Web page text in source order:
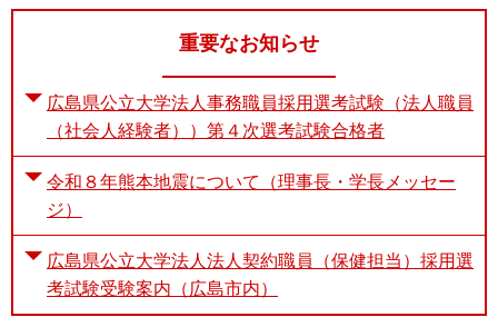
重要なお知らせ
広島県公立大学法人事務職員採用選考試験（法人職員
（社会人経験者））第４次選考試験合格者
令和８年熊本地震について（理事長・学長メッセー
ジ）
広島県公立大学法人法人契約職員（保健担当）採用選
考試験受験案内（広島市内）